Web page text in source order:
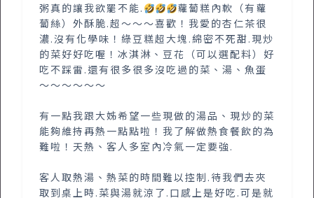
粥真的讓我欲罷不能.
蘿蔔糕內軟（有蘿
蔔絲）外酥脆.超～～～喜歡！我愛的杏仁茶很
濃.沒有化學味！綠豆糕超大塊.綿密不死甜.現炒
的菜好好吃喔！冰淇淋、豆花（可以選配料）好
吃不踩雷.還有很多很多沒吃過的菜、湯、魚蛋
～～～～～～
有一點我跟大姊希望一些現做的湯品、現炒的菜
能夠維持再熱一點點啦！我了解做熱食餐飲的為
難啦！天熱、客人多室內冷氣一定要強.
客人取熱湯、熱菜的時間難以控制.待我們去夾
取到桌上時.菜與湯就涼了.口感上是好吃.可是就